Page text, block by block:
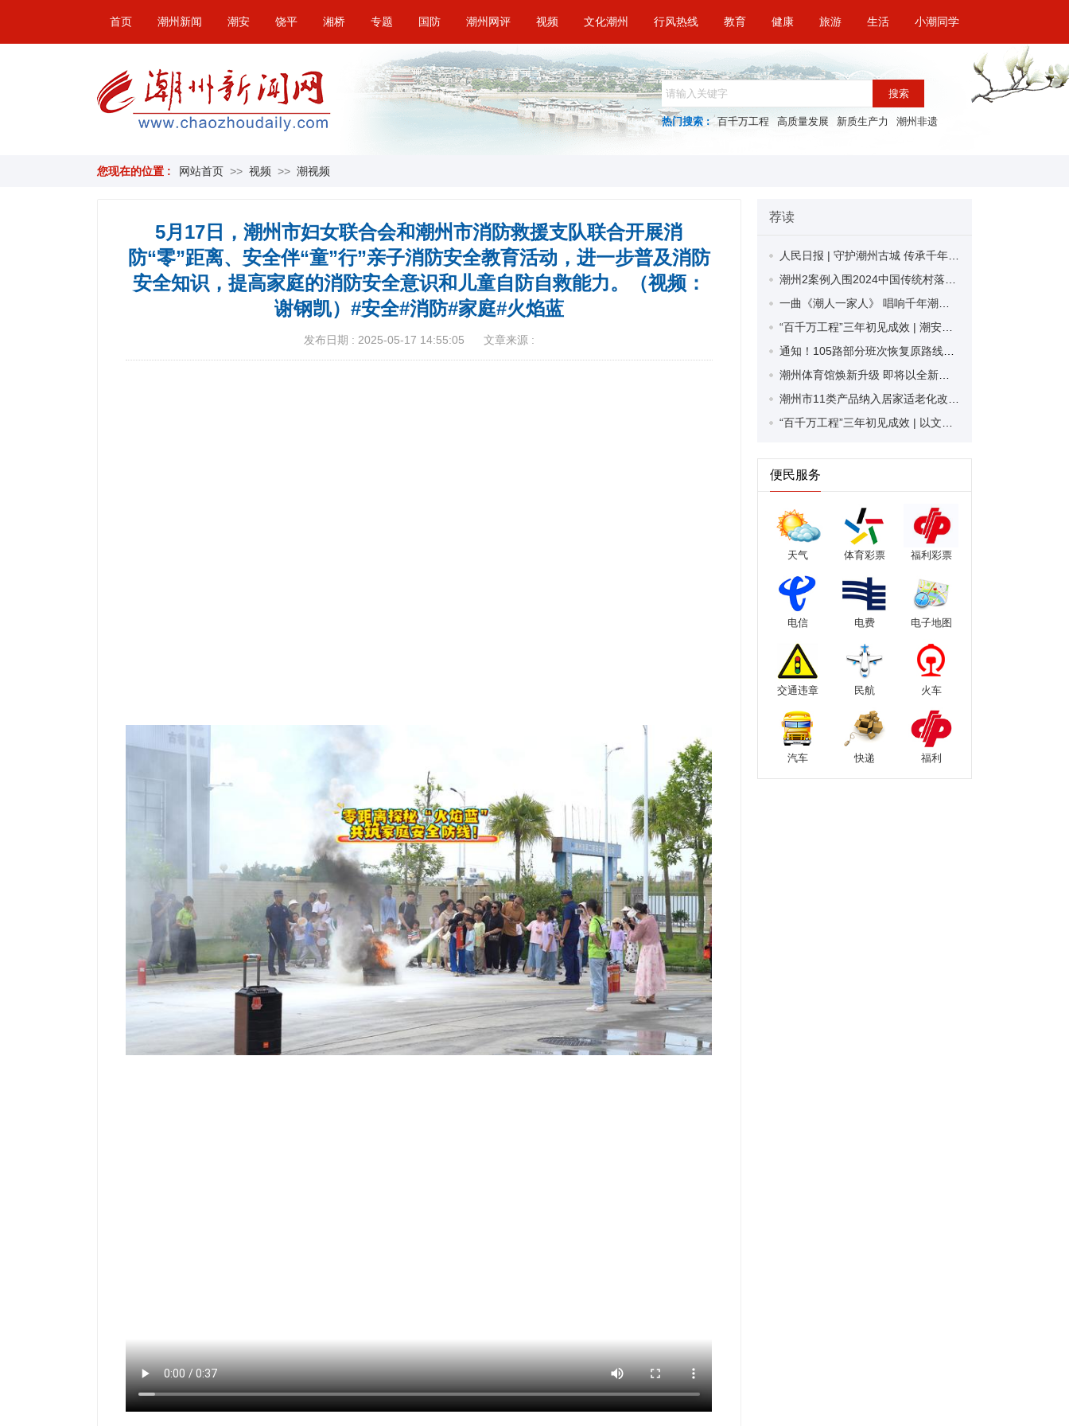
首页 潮州新闻 潮安 饶平 湘桥 专题 国防 潮州网评 视频 文化潮州 行风热线 教育 健康 旅游 生活 小潮同学
搜索
热门搜索 : 百千万工程 高质量发展 新质生产力 潮州非遗
您现在的位置 : 网站首页 >> 视频 >> 潮视频
5月17日，潮州市妇女联合会和潮州市消防救援支队联合开展消
防“零”距离、安全伴“童”行”亲子消防安全教育活动，进一步普及消防
安全知识，提高家庭的消防安全意识和儿童自防自救能力。（视频：
谢钢凯）#安全#消防#家庭#火焰蓝
发布日期 : 2025-05-17 14:55:05 文章来源 :
荐读
便民服务
天气 体育彩票 福利彩票
电信 电费 电子地图
交通违章 民航 火车
汽车 快递 福利